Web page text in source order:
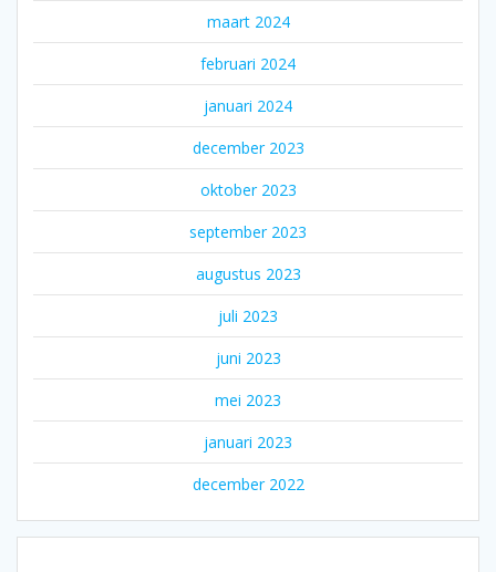
maart 2024
februari 2024
januari 2024
december 2023
oktober 2023
september 2023
augustus 2023
juli 2023
juni 2023
mei 2023
januari 2023
december 2022